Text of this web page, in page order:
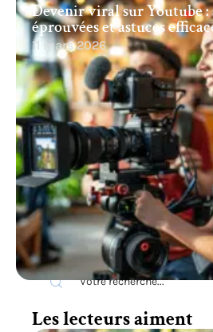
Devenir viral sur Youtube :
éprouvées et astuces
11 mars 2026
Recherche
Les lecteurs aiment